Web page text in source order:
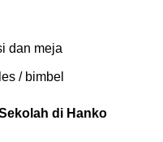
dan meja
/ bimbel
di Hanko